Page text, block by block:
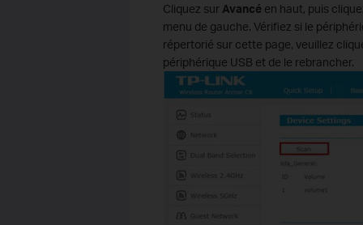
Cliquez sur Avancéen haut, puis
menu de gauche. Vérifiez si le
répertorié sur cette page, veuillez
périphérique USB et de le rebrancher.